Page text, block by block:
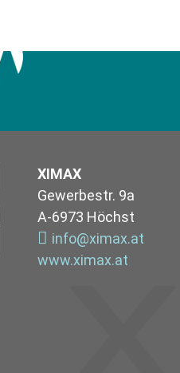
XIMAX
Gewerbestr. 9a
A-6973 Höchst
info@ximax.at
www.ximax.at